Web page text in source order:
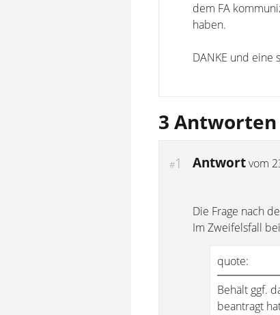
dem FA
haben.
DANKE und eine
3 Antworten
#1 Antwortvom
Die Frage nach
Im Zweifelsfall
quote:
Behält ggf.
beantragt